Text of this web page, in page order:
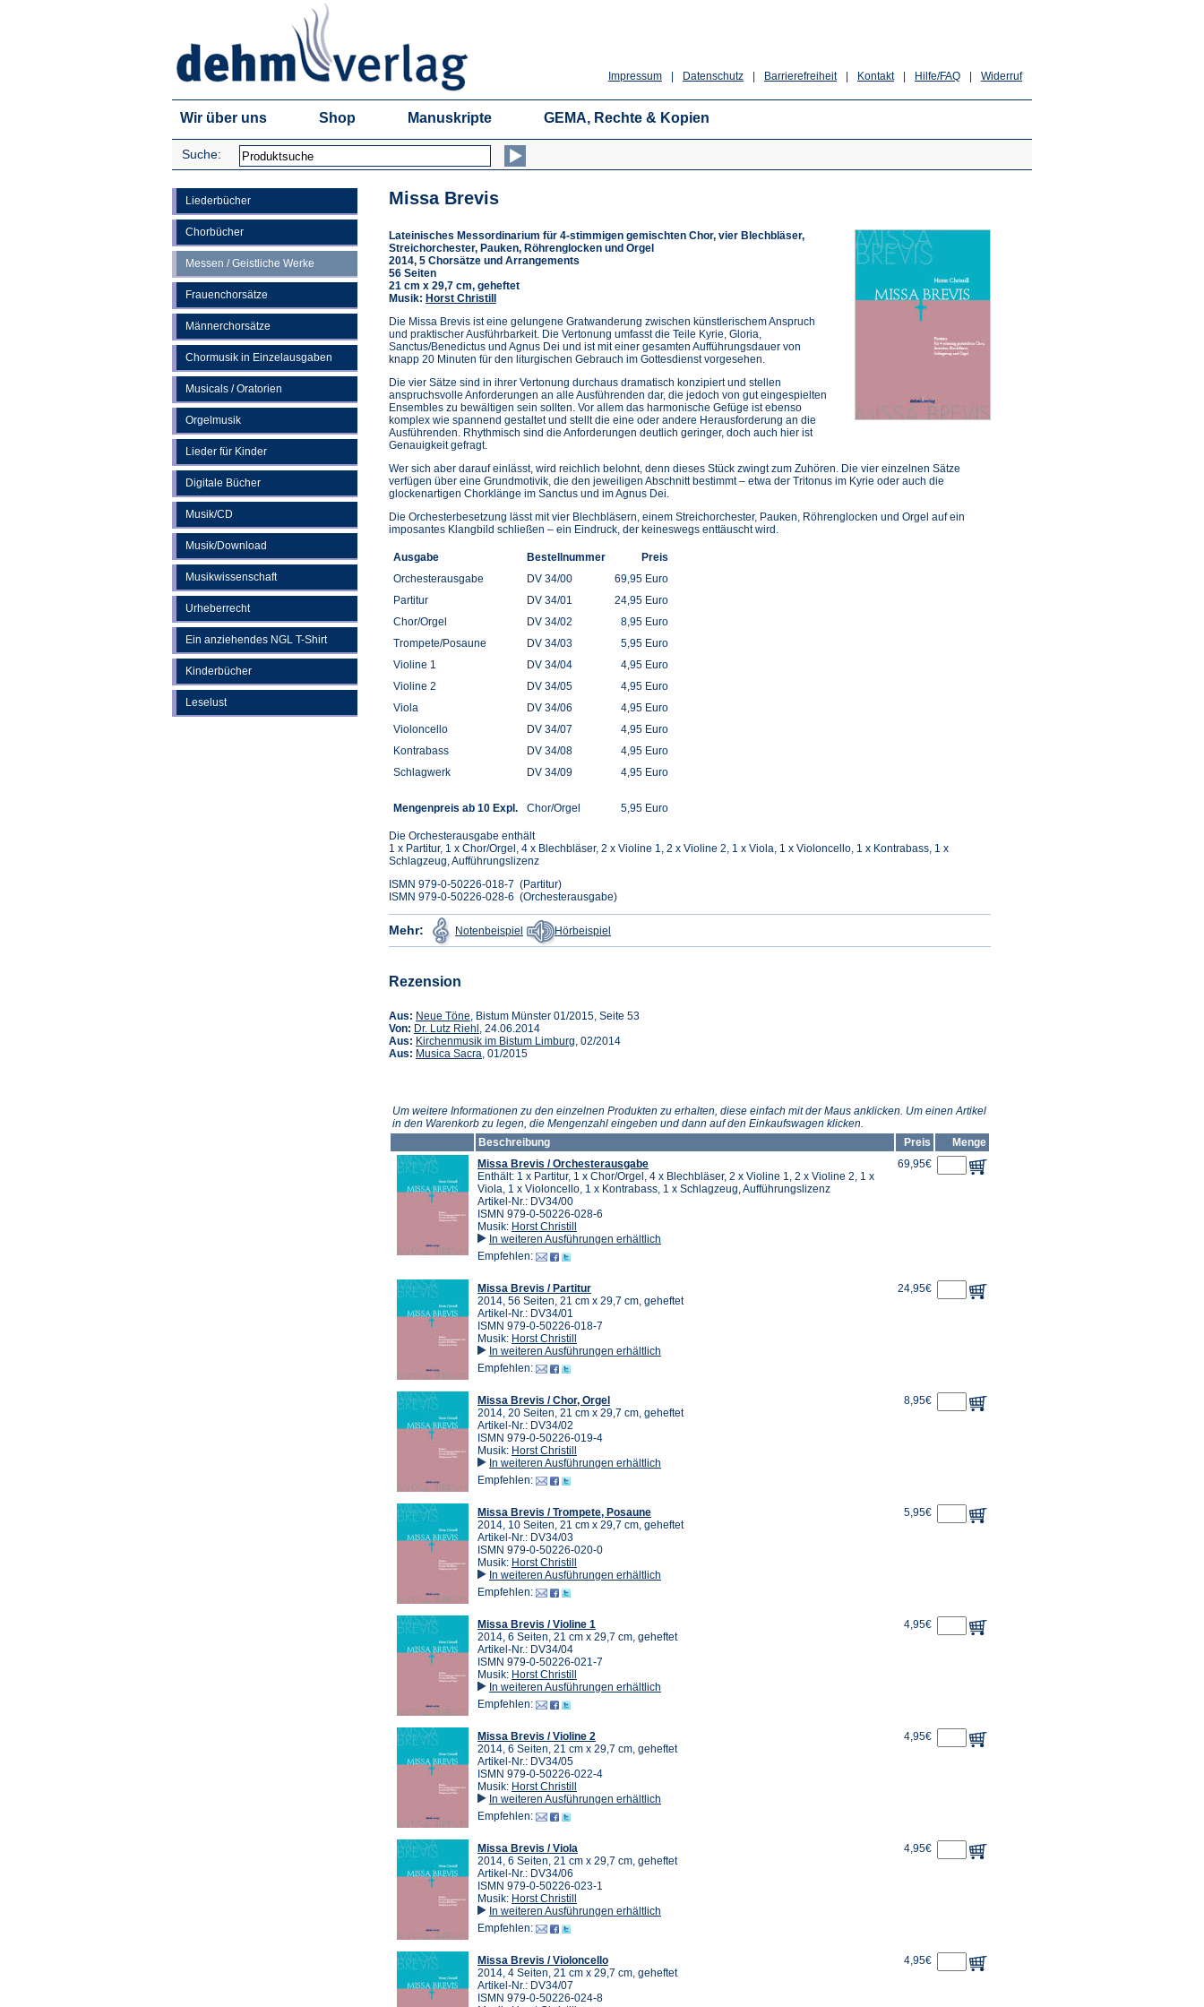
Widerruf
Hilfe/FAQ
Kontakt
Barrierefreiheit
Datenschutz
Impressum
Wir über uns Shop Manuskripte GEMA, Rechte & Kopien
Suche:
Liederbücher
Chorbücher
Messen / Geistliche Werke
Frauenchorsätze
Männerchorsätze
Chormusik in Einzelausgaben
Musicals / Oratorien
Orgelmusik
Lieder für Kinder
Digitale Bücher
Musik/CD
Musik/Download
Musikwissenschaft
Urheberrecht
Ein anziehendes NGL T-Shirt
Kinderbücher
Leselust
Missa Brevis
Lateinisches Messordinarium für 4-stimmigen gemischten Chor, vier Blechbläser,
Streichorchester, Pauken, Röhrenglocken und Orgel
2014, 5 Chorsätze und Arrangements
56 Seiten
21 cm x 29,7 cm, geheftet
Musik: Horst Christill
Die Missa Brevis ist eine gelungene Gratwanderung zwischen künstlerischem Anspruch
und praktischer Ausführbarkeit. Die Vertonung umfasst die Teile Kyrie, Gloria,
Sanctus/Benedictus und Agnus Dei und ist mit einer gesamten Aufführungsdauer von
knapp 20 Minuten für den liturgischen Gebrauch im Gottesdienst vorgesehen.
Die vier Sätze sind in ihrer Vertonung durchaus dramatisch konzipiert und stellen
anspruchsvolle Anforderungen an alle Ausführenden dar, die jedoch von gut eingespielten
Ensembles zu bewältigen sein sollten. Vor allem das harmonische Gefüge ist ebenso
komplex wie spannend gestaltet und stellt die eine oder andere Herausforderung an die
Ausführenden. Rhythmisch sind die Anforderungen deutlich geringer, doch auch hier ist
Genauigkeit gefragt.
Wer sich aber darauf einlässt, wird reichlich belohnt, denn dieses Stück zwingt zum Zuhören. Die vier einzelnen Sätze
verfügen über eine Grundmotivik, die den jeweiligen Abschnitt bestimmt – etwa der Tritonus im Kyrie oder auch die
glockenartigen Chorklänge im Sanctus und im Agnus Dei.
Die Orchesterbesetzung lässt mit vier Blechbläsern, einem Streichorchester, Pauken, Röhrenglocken und Orgel auf ein
imposantes Klangbild schließen – ein Eindruck, der keineswegs enttäuscht wird.
Ausgabe Bestellnummer
Preis
Orchesterausgabe
DV 34/00
69,95 Euro
Partitur
DV 34/01
24,95 Euro
Chor/Orgel
DV 34/02
8,95 Euro
Trompete/Posaune
DV 34/03
5,95 Euro
Violine 1
DV 34/04
4,95 Euro
Violine 2
DV 34/05
4,95 Euro
Viola
DV 34/06
4,95 Euro
Violoncello
DV 34/07
4,95 Euro
Kontrabass
DV 34/08
4,95 Euro
Schlagwerk
DV 34/09 4,95 Euro
Mengenpreis ab 10 Expl. Chor/Orgel 5,95 Euro
Die Orchesterausgabe enthält
1 x Partitur, 1 x Chor/Orgel, 4 x Blechbläser, 2 x Violine 1, 2 x Violine 2, 1 x Viola, 1 x Violoncello, 1 x Kontrabass, 1 x
Schlagzeug, Aufführungslizenz
ISMN 979-0-50226-018-7 (Partitur)
ISMN 979-0-50226-028-6 (Orchesterausgabe)
Mehr: Notenbeispiel
(Öffnet
in
einem
Hörbeispiel in
einem
Rezension
Aus: Neue Töne (Öffnet
in
einem
neuen
, Bistum Münster 01/2015, Seite 53
Von: Dr. Lutz Riehl
(Öffnet
in
einem
, 24.06.2014
Aus: Kirchenmusik im Bistum Limburg (Öffnet
, 02/2014
Aus: Musica Sacra (Öffnet
, 01/2015
Um weitere Informationen zu den einzelnen Produkten zu erhalten, diese einfach mit der Maus anklicken. Um einen Artikel
in den Warenkorb zu legen, die Mengenzahl eingeben und dann auf den Einkaufswagen klicken.
Beschreibung
Preis
Menge
Missa Brevis / Orchesterausgabe
Enthält: 1 x Partitur, 1 x Chor/Orgel, 4 x Blechbläser, 2 x Violine 1, 2 x Violine 2, 1 x
Viola, 1 x Violoncello, 1 x Kontrabass, 1 x Schlagzeug, Aufführungslizenz
Artikel-Nr.: DV34/00
ISMN 979-0-50226-028-6
Musik: Horst Christill
In weiteren Ausführungen erhältlich
Empfehlen:
69,95€
Missa Brevis / Partitur
2014, 56 Seiten, 21 cm x 29,7 cm, geheftet
Artikel-Nr.: DV34/01
ISMN 979-0-50226-018-7
Musik: Horst Christill
In weiteren Ausführungen erhältlich
Empfehlen:
24,95€
Missa Brevis / Chor, Orgel
2014, 20 Seiten, 21 cm x 29,7 cm, geheftet
Artikel-Nr.: DV34/02
ISMN 979-0-50226-019-4
Musik: Horst Christill
In weiteren Ausführungen erhältlich
Empfehlen:
8,95€
Missa Brevis / Trompete, Posaune
2014, 10 Seiten, 21 cm x 29,7 cm, geheftet
Artikel-Nr.: DV34/03
ISMN 979-0-50226-020-0
Musik: Horst Christill
In weiteren Ausführungen erhältlich
Empfehlen:
5,95€
Missa Brevis / Violine 1
2014, 6 Seiten, 21 cm x 29,7 cm, geheftet
Artikel-Nr.: DV34/04
ISMN 979-0-50226-021-7
Musik: Horst Christill
In weiteren Ausführungen erhältlich
Empfehlen:
4,95€
Missa Brevis / Violine 2
2014, 6 Seiten, 21 cm x 29,7 cm, geheftet
Artikel-Nr.: DV34/05
ISMN 979-0-50226-022-4
Musik: Horst Christill
In weiteren Ausführungen erhältlich
Empfehlen:
4,95€
Missa Brevis / Viola
2014, 6 Seiten, 21 cm x 29,7 cm, geheftet
Artikel-Nr.: DV34/06
ISMN 979-0-50226-023-1
Musik: Horst Christill
In weiteren Ausführungen erhältlich
Empfehlen:
4,95€
Missa Brevis / Violoncello
2014, 4 Seiten, 21 cm x 29,7 cm, geheftet
Artikel-Nr.: DV34/07
ISMN 979-0-50226-024-8
4,95€